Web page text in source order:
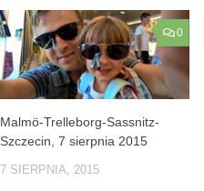
0
Malmö-Trelleborg-Sassnitz-
Szczecin, 7 sierpnia 2015
7 SIERPNIA, 2015